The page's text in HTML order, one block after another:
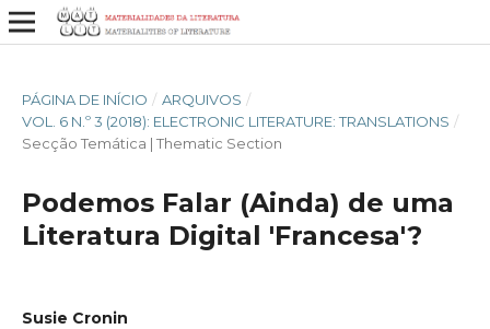
PÁGINA DE INÍCIO / ARQUIVOS /
VOL. 6 N.º 3 (2018): ELECTRONIC LITERATURE: TRANSLATIONS /
Secção Temática | Thematic Section
Podemos Falar (Ainda) de uma
Literatura Digital 'Francesa'?
Susie Cronin